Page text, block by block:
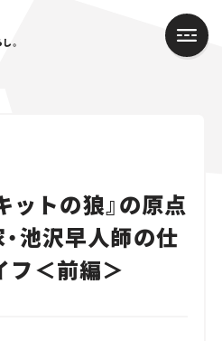
。
ットの狼』の原点
池沢早人師の仕
フ＜前編＞